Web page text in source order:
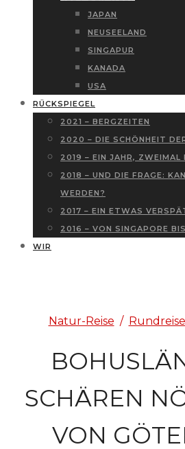
JAPAN
NEUSEELAND
SINGAPUR
KANADA
USA
RÜCKSPIEGEL
2021 – BERGZEITEN
2020 – DIE SCHÖNHEIT
2019 – EIN JAHR, ZWEIMAL
2018 – UND DIE FRAGE:
WERDEN?
2017 – EIN ETWAS
2016 – VON SINGAPORE
WIR
Natur-Reise / Rundreise
SCHÄREN
VON